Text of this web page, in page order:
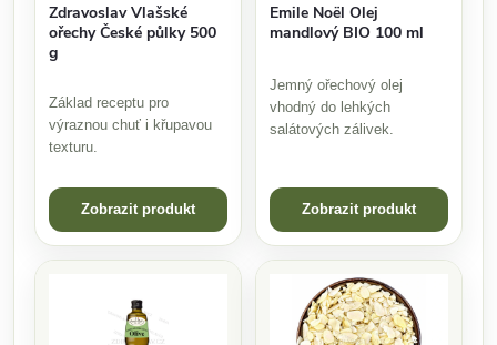
Zdravoslav Vlašské
ořechy České půlky 500
g
Základ receptu pro
výraznou chuť i křupavou
texturu.
Zobrazit produkt
Emile Noël Olej
mandlový BIO 100 ml
Jemný ořechový olej
vhodný do lehkých
salátových zálivek.
Zobrazit produkt